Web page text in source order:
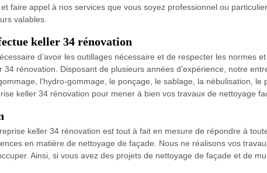
faire appel à nos services que vous soyez professionnel ou
valables.
keller 34 rénovation
d’avoir les outillages nécessaire et de respecter les normes
rénovation. Disposant de plusieurs années d’expérience, notre
l’hydro-gommage, le ponçage, le sablage, la nébulisation, le
keller 34 rénovation pour mener à bien vos travaux de nettoyage
keller 34 rénovation est tout à fait en mesure de répondre à
en matière de nettoyage de façade. Nous ne réalisons vos
Ainsi, si vous avez des projets de nettoyage de façade et de